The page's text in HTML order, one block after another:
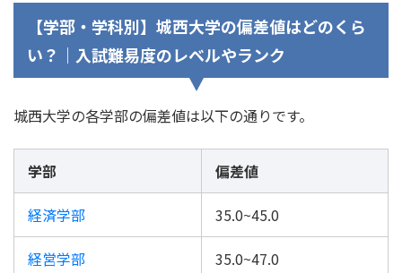
【学部・学科別】城西大学の偏差値はどのくら
い？｜入試難易度のレベルやランク
城西大学の各学部の偏差値は以下の通りです。
学部 偏差値
経済学部 35.0~45.0
経営学部 35.0~47.0